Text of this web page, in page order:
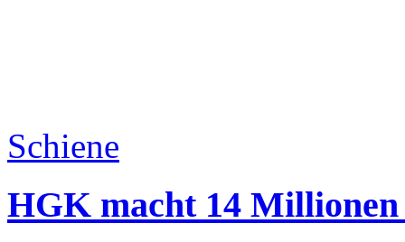
Schiene
HGK macht 14